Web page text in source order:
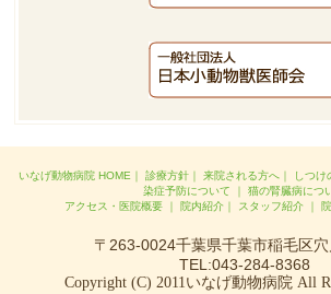
いなげ動物病院 HOME ｜ 診療方針 ｜ 来院される方へ ｜ しつけ
染症予防について ｜ 猫の腎臓病につ
アクセス・医院概要｜ 院内紹介｜ スタッフ紹介｜
〒263-0024千葉県千葉市稲毛区
TEL:043-284-8368
Copyright (C) 2011いなげ動物病院 All